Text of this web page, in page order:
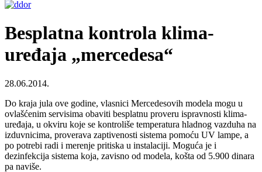
Besplatna kontrola klima-
uređaja „mercedesa“
28.06.2014.
Do kraja jula ove godine, vlasnici Mercedesovih modela mogu u
ovlašćenim servisima obaviti besplatnu proveru ispravnosti klima-
uređaja, u okviru koje se kontroliše temperatura hladnog vazduha na
izduvnicima, proverava zaptivenosti sistema pomoću UV lampe, a
po potrebi radi i merenje pritiska u instalaciji. Moguća je i
dezinfekcija sistema koja, zavisno od modela, košta od 5.900 dinara
pa naviše.